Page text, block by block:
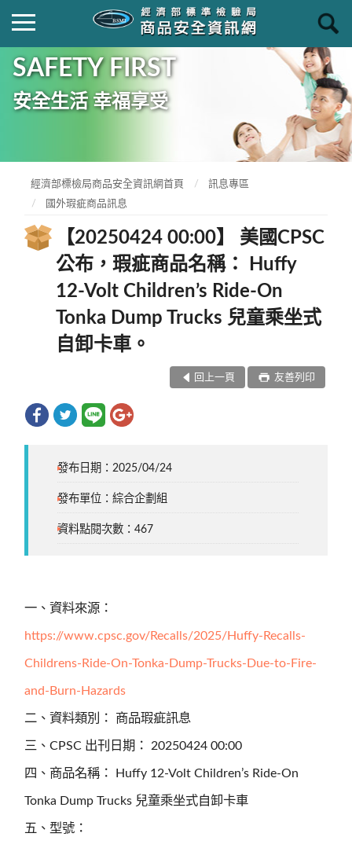
SAFETY FIRST
安全生活 幸福享受
經濟部標檢局商品安全資訊網首頁
訊息專區
國外瑕疵商品訊息
【20250424 00:00】 美國CPSC
公布，瑕疵商品名稱： Huffy
12-Volt Children’s Ride-On
Tonka Dump Trucks 兒童乘坐式
自卸卡車。
回上一頁 友善列印
發布日期：2025/04/24
發布單位：綜合企劃組
資料點閱次數：467
一、資料來源：
https://www.cpsc.gov/Recalls/2025/Huffy-Recalls-
Childrens-Ride-On-Tonka-Dump-Trucks-Due-to-Fire-
and-Burn-Hazards
二、資料類別： 商品瑕疵訊息
三、CPSC 出刊日期： 20250424 00:00
四、商品名稱： Huffy 12-Volt Children’s Ride-On
Tonka Dump Trucks 兒童乘坐式自卸卡車
五、型號：